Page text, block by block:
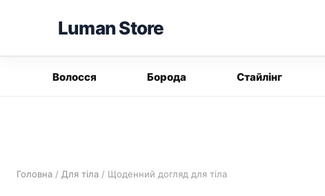
Luman Store
Волосся Борода Стайлінг
Головна / Для тіла / Щоденний догляд для тіла